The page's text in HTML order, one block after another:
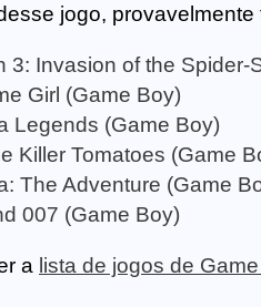
jogo,
3: Invasion of the Spider-
Girl (Game Boy)
Legends (Game Boy)
Killer Tomatoes (Game
The Adventure (Game
007 (Game Boy)
a lista de jogos de